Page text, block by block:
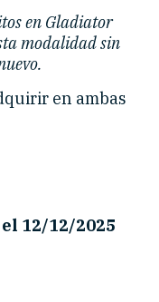
en Gladiator
modalidad sin
en ambas
12/12/2025